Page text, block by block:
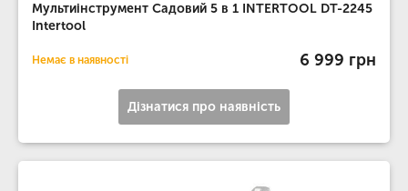
Мультиінструмент Садовий 5 в 1 INTERTOOL DT-2245
Intertool
Немає в наявності 6 999 грн
Дізнатися про наявність